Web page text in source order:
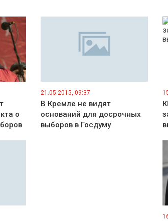
о
21.05.2015, 09:37
В Кремле не видят
оснований для досрочных
выборов в Госдуму